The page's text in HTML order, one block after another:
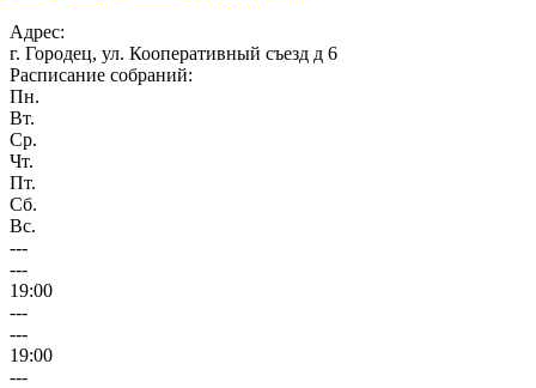
Адрес:
г. Городец, ул. Кооперативный съезд д 6
Расписание собраний:
Пн.
Вт.
Ср.
Чт.
Пт.
Сб.
Вс.
---
---
19:00
---
---
19:00
---